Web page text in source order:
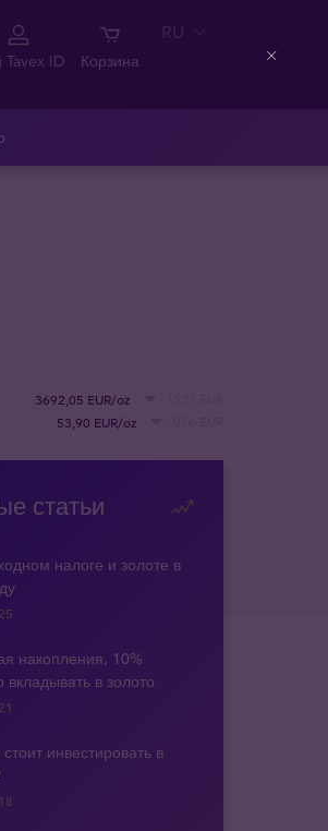
ID Корзина
RU
3692,05 EUR/oz
53,90 EUR/oz
статьи
налоге и золоте в
накопления, 10%
вкладывать в золото
инвестировать в
Close